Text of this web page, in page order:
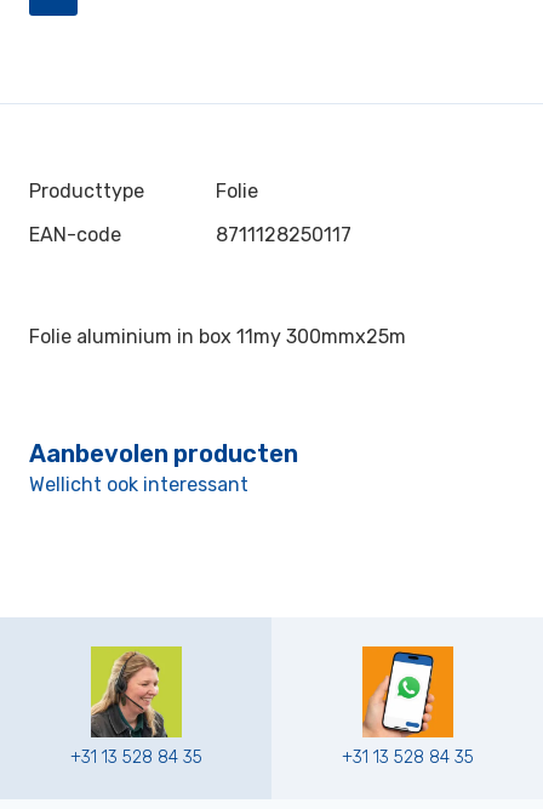
Producttype
Folie
EAN-code
8711128250117
Folie aluminium in box 11my 300mmx25m
Aanbevolen producten
Wellicht ook interessant
+31 13 528 84 35 +31 13 528 84 35